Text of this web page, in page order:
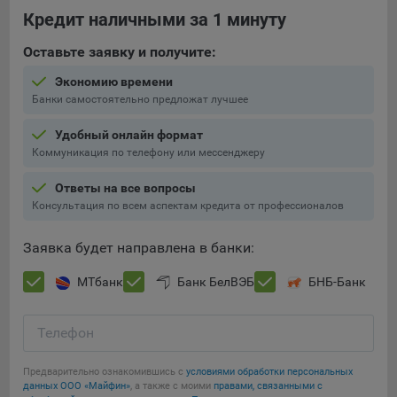
При этом, некоторые браузеры позволяют посещать
интернет-сайты в режиме «Инкогнито», чтобы ограничить
автоматически удалять сессионные файлы cookie. Кроме
того, субъект персональных данных может удалить ранее
опцию в истории браузера.
перейдя по внешним ссылкам, ведущим на
соответствующие страницы сайтов основных браузеров:
Safari
Internet ExplorerСохранить по умолчанию
Кредит наличными за 1 минуту
Оставьте заявку и получите:
Экономию времени
Банки самостоятельно предложат лучшее
Удобный онлайн формат
Коммуникация по телефону или мессенджеру
Ответы на все вопросы
Консультация по всем аспектам кредита от профессионалов
Заявка будет направлена в банки:
МТбанк Банк БелВЭБ БНБ-Банк
Телефон
Предварительно ознакомившись с условиями обработки персональных
данных ООО «Майфин», а также с моими правами, связанными с